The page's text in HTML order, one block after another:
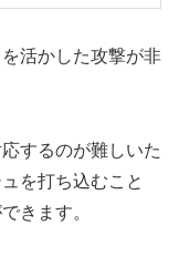
活かした攻撃が非
するのが難しいた
を打ち込むこと
きます。